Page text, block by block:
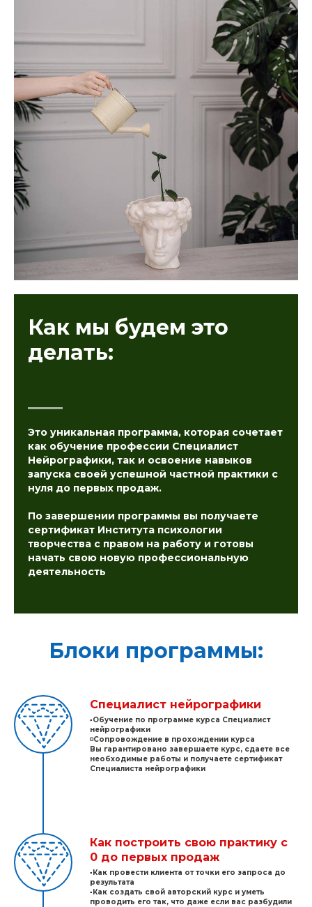
Как мы будем это
делать:
Это уникальная программа, которая сочетает
как обучение профессии Специалист
Нейрографики, так и освоение навыков
запуска своей успешной частной практики с
нуля до первых продаж.
По завершении программы вы получаете
сертификат Института психологии
творчества с правом на работу и готовы
начать свою новую профессиональную
деятельность
Блоки программы:
Специалист нейрографики
▫️Обучение по программе курса Специалист
нейрографики
◽️Сопровождение в прохождении курса
Вы гарантировано завершаете курс, сдаете все
необходимые работы и получаете сертификат
Специалиста нейрографики
Как построить свою практику с
0 до первых продаж
▫️Как провести клиента от точки его запроса до
результата
▫️Как создать свой авторский курс и уметь
проводить его так, что даже если вас разбудили